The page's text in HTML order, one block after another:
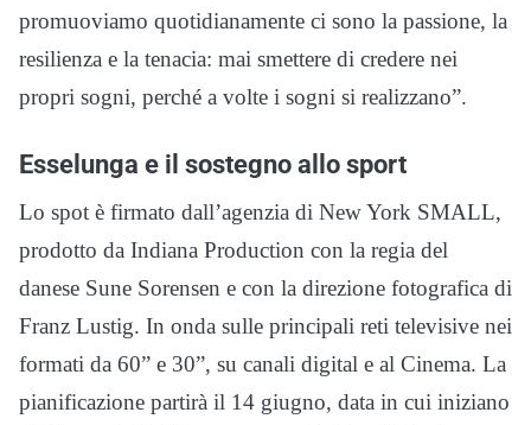
promuoviamo quotidianamente ci sono la passione, la
resilienza e la tenacia: mai smettere di credere nei
propri sogni, perché a volte i sogni si realizzano”.
Esselunga e il sostegno allo sport
Lo spot è firmato dall’agenzia di New York SMALL,
prodotto da Indiana Production con la regia del
danese Sune Sorensen e con la direzione fotografica di
Franz Lustig. In onda sulle principali reti televisive nei
formati da 60” e 30”, su canali digital e al Cinema. La
pianificazione partirà il 14 giugno, data in cui iniziano